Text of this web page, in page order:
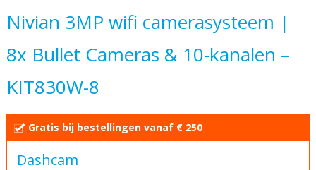
Ga
naar
het
van
gallerij
Nivian 3MP wifi camerasysteem |
8x Bullet Cameras & 10-kanalen –
KIT830W-8
Gratis bij bestellingen vanaf € 250
Dashcam